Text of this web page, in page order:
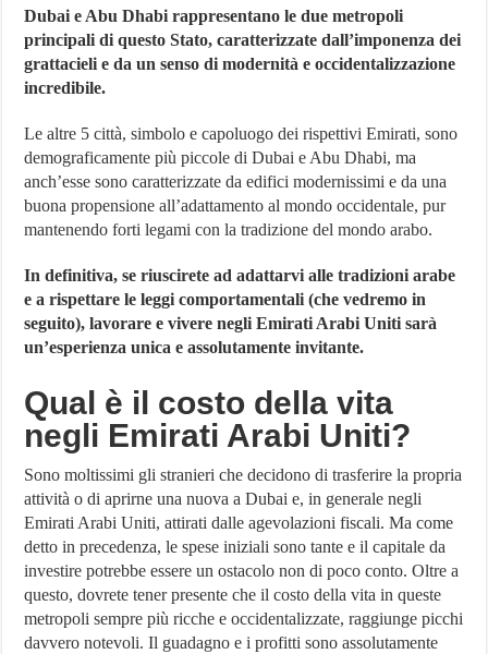
Dubai e Abu Dhabi rappresentano le due metropoli
principali di questo Stato, caratterizzate dall’imponenza dei
grattacieli e da un senso di modernità e occidentalizzazione
incredibile.
Le altre 5 città, simbolo e capoluogo dei rispettivi Emirati, sono
demograficamente più piccole di Dubai e Abu Dhabi, ma
anch’esse sono caratterizzate da edifici modernissimi e da una
buona propensione all’adattamento al mondo occidentale, pur
mantenendo forti legami con la tradizione del mondo arabo.
In definitiva, se riuscirete ad adattarvi alle tradizioni arabe
e a rispettare le leggi comportamentali (che vedremo in
seguito), lavorare e vivere negli Emirati Arabi Uniti sarà
un’esperienza unica e assolutamente invitante.
Qual è il costo della vita
negli Emirati Arabi Uniti?
Sono moltissimi gli stranieri che decidono di trasferire la propria
attività o di aprirne una nuova a Dubai e, in generale negli
Emirati Arabi Uniti, attirati dalle agevolazioni fiscali. Ma come
detto in precedenza, le spese iniziali sono tante e il capitale da
investire potrebbe essere un ostacolo non di poco conto. Oltre a
questo, dovrete tener presente che il costo della vita in queste
metropoli sempre più ricche e occidentalizzate, raggiunge picchi
davvero notevoli. Il guadagno e i profitti sono assolutamente